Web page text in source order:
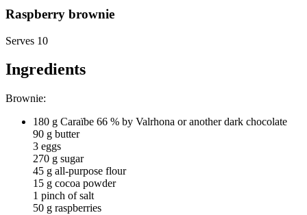
Raspberry brownie
Serves 10
Ingredients
Brownie:
180 g Caraïbe 66 % by Valrhona or another dark chocolate
90 g butter
3 eggs
270 g sugar
45 g all-purpose flour
15 g cocoa powder
1 pinch of salt
50 g raspberries